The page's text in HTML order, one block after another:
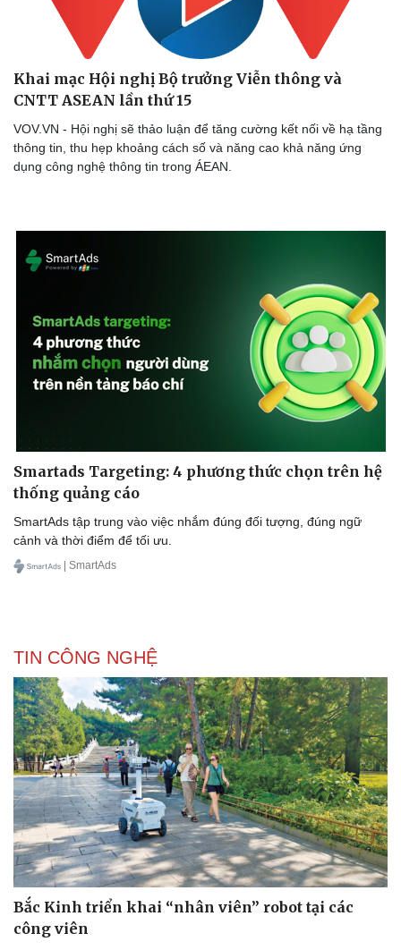
Khai mạc Hội nghị Bộ trưởng Viễn thông và
CNTT ASEAN lần thứ 15
VOV.VN - Hội nghị sẽ thảo luận để tăng cường kết nối về hạ tầng
thông tin, thu hẹp khoảng cách số và năng cao khả năng ứng
dụng công nghệ thông tin trong ÁEAN.
Smartads Targeting: 4 phương thức chọn trên hệ
thống quảng cáo
SmartAds tập trung vào việc nhắm đúng đối tượng, đúng ngữ
cảnh và thời điểm để tối ưu.
| SmartAds
TIN CÔNG NGHỆ
Bắc Kinh triển khai “nhân viên” robot tại các
công viên